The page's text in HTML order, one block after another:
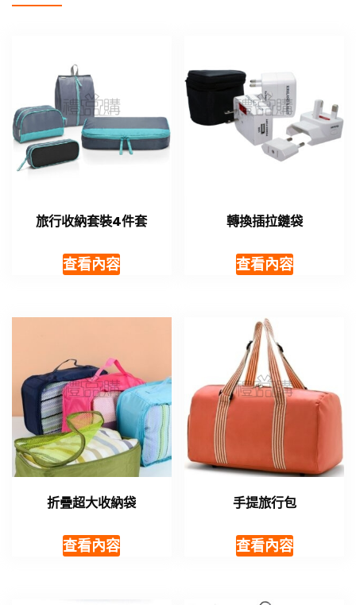
旅行收納套裝4件套
查看內容
轉換插拉鏈袋
查看內容
折疊超大收納袋
查看內容
手提旅行包
查看內容